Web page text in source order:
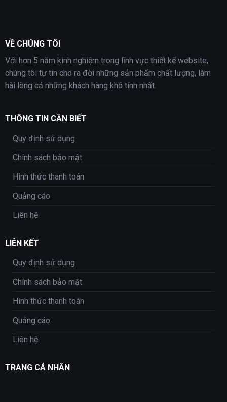
VỀ CHÚNG TÔI
Với hơn 5 năm kinh nghiệm trong lĩnh vực thiết kế website,
chúng tôi tự tin cho ra đời những sản phẩm chất lượng, làm
hài lòng cả những khách hàng khó tính nhất.
THÔNG TIN CẦN BIẾT
Quy định sử dụng
Chính sách bảo mật
Hình thức thanh toán
Quảng cáo
Liên hệ
LIÊN KẾT
Quy định sử dụng
Chính sách bảo mật
Hình thức thanh toán
Quảng cáo
Liên hệ
TRANG CÁ NHÂN